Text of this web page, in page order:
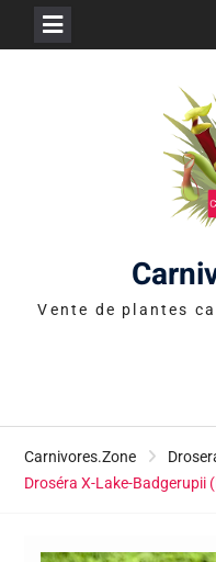
Vente de plantes
Carnivores.Zone
Droséra X-Lake-Badgerupii